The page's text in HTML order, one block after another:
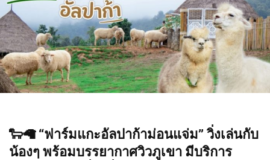
🐑🦙 “ฟาร์มแกะอัลปาก้าม่อนแจ่ม” วิ่งเล่นกับ
น้องๆ พร้อมบรรยากาศวิวภูเขา มีบริการ